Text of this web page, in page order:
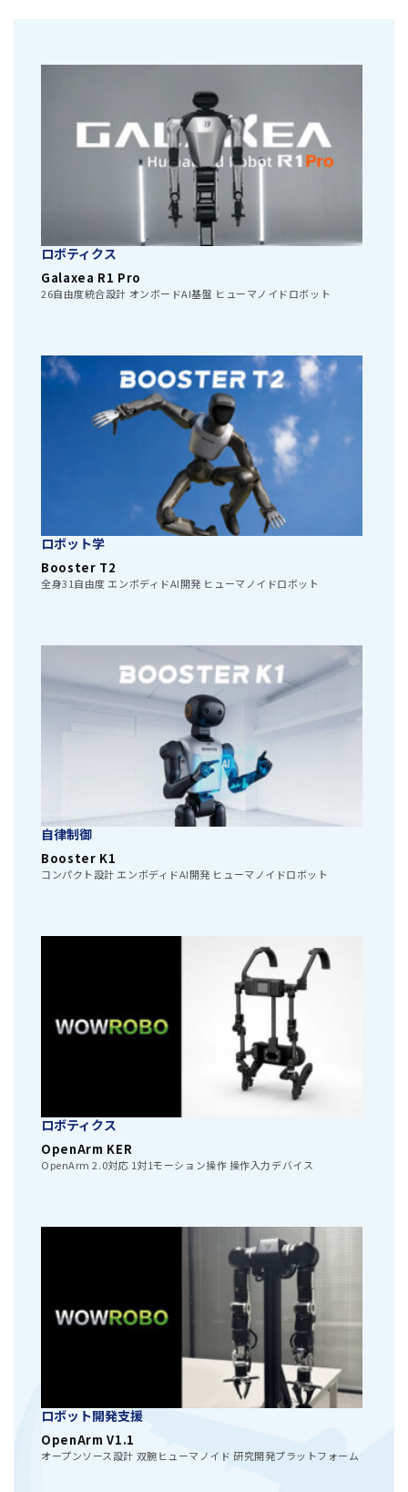
ロボティクス
Galaxea R1 Pro
26自由度統合設計 オンボードAI基盤 ヒューマノイドロボット
ロボット学
Booster T2
全身31自由度 エンボディドAI開発 ヒューマノイドロボット
自律制御
Booster K1
コンパクト設計 エンボディドAI開発 ヒューマノイドロボット
ロボティクス
OpenArm KER
OpenArm 2.0対応 1対1モーション操作 操作入力デバイス
ロボット開発支援
OpenArm V1.1
オープンソース設計 双腕ヒューマノイド 研究開発プラットフォーム